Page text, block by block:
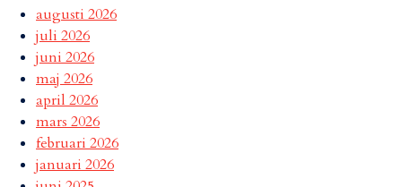
augusti 2026
juli 2026
juni 2026
maj 2026
april 2026
mars 2026
februari 2026
januari 2026